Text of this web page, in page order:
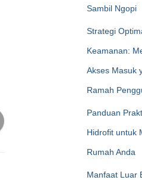
Sambil Ngopi
Strategi
Keamanan:
Akses Masuk
Ramah
Panduan
Hidrofit untuk
Rumah Anda
Manfaat Luar